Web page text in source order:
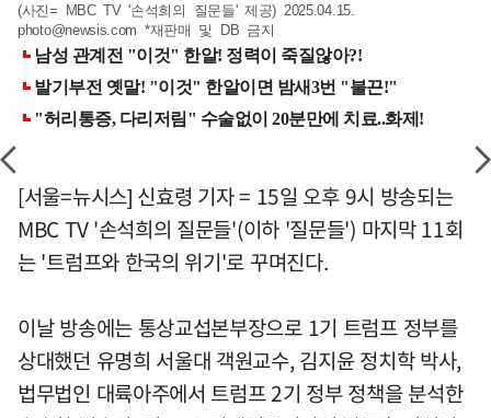
(사진= MBC TV '손석희의 질문들' 제공) 2025.04.15.
photo@newsis.com *재판매 및 DB 금지
[서울=뉴시스] 신효령 기자 = 15일 오후 9시 방송되는
MBC TV '손석희의 질문들'(이하 '질문들') 마지막 11회
는 '트럼프와 한국의 위기'로 꾸며진다.
이날 방송에는 통상교섭본부장으로 1기 트럼프 정부를
상대했던 유명희 서울대 객원교수, 김지윤 정치학 박사,
법무법인 대륙아주에서 트럼프 2기 정부 정책을 분석한